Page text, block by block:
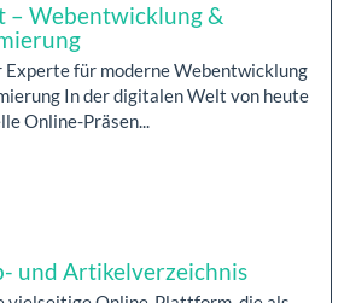
– Webentwicklung &
für moderne Webentwicklung
In der digitalen Welt von heute
Online-Präsen...
und Artikelverzeichnis